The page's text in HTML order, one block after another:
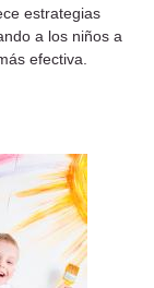
estrategias
a los niños a
efectiva.